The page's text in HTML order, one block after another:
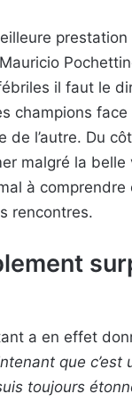
il faut le
champions
de l’autre. Du
malgré la
à
rencontres.
a en effet
que
toujours